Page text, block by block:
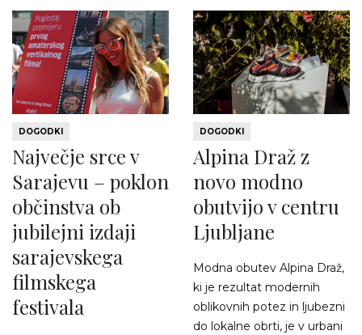
DOGODKI
Največje srce v
Sarajevu – poklon
občinstva ob
jubilejni izdaji
sarajevskega
filmskega
festivala
DOGODKI
Alpina Draž z
novo modno
obutvijo v centru
Ljubljane
Modna obutev Alpina Draž,
ki je rezultat modernih
oblikovnih potez in ljubezni
do lokalne obrti, je v urbani